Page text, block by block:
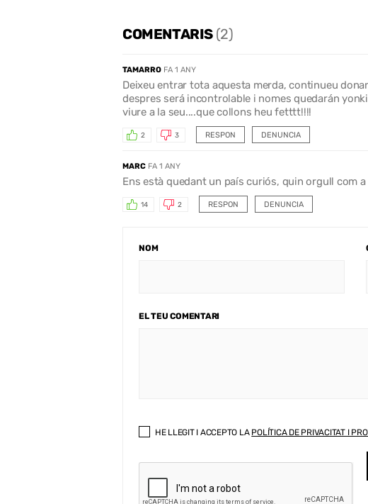
COMENTARIS (2)
TAMARRO FA 1 ANY
Deixeu entrar tota aquesta merda, continueu
despres será incontrolable i nomes quedarán
viure a la seu....que collons heu fetttt!!!!
RESPON
2 3 DENUNCIA
MARC FA 1 ANY
Ens està quedant un país curiós, quin orgull com
RESPON
14 2 DENUNCIA
NOM
EL TEU COMENTARI
HE LLEGIT I ACCEPTO LA POLÍTICA DE PRIVACITAT I